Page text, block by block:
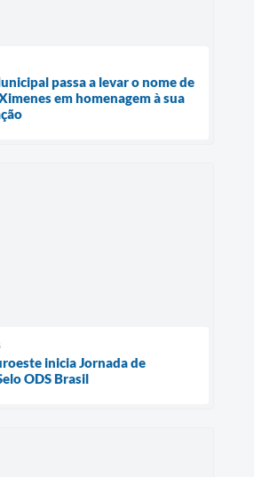
passa a levar o nome de
em homenagem à sua
inicia Jornada de
ODS Brasil